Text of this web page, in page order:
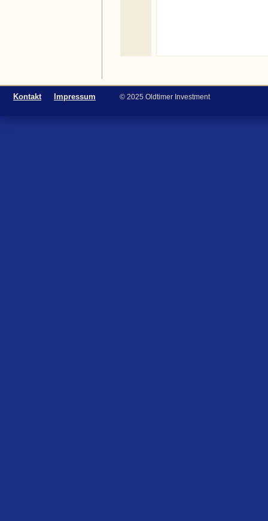
Kontakt Impressum © 2025 Oldtimer Investment